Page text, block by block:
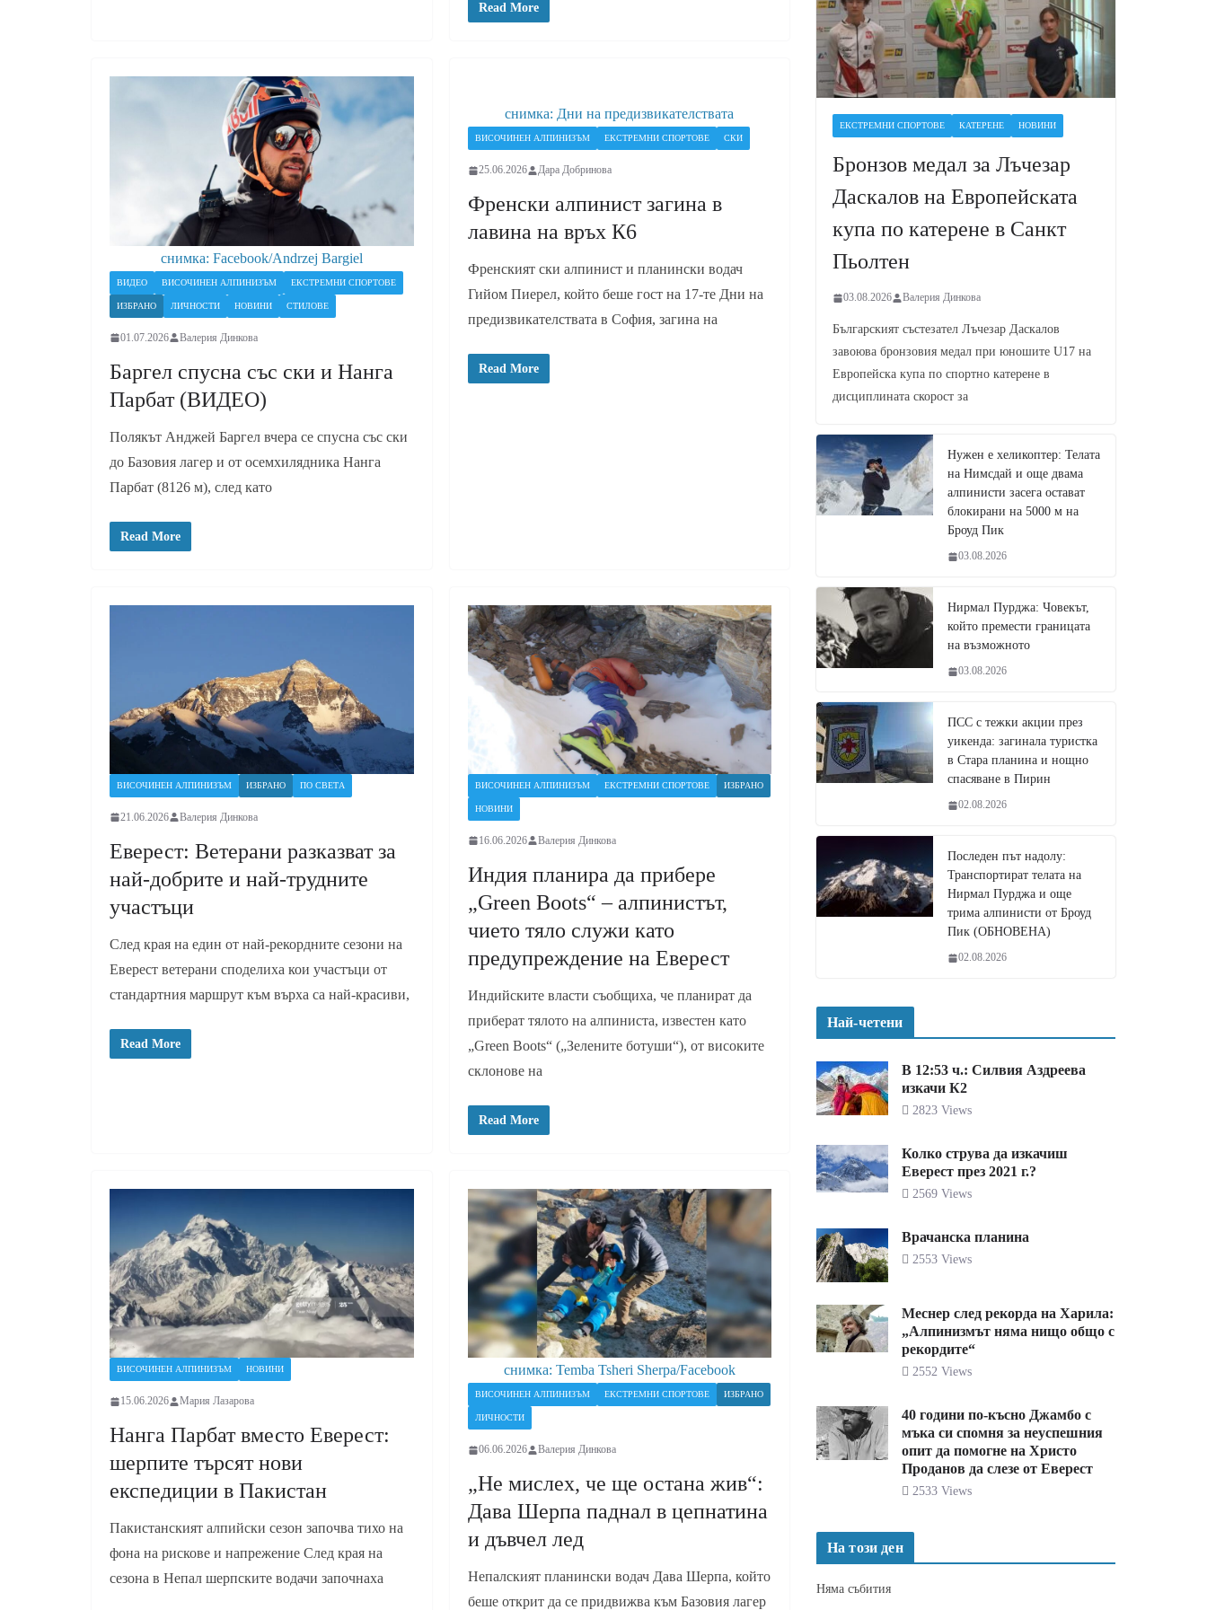
Read More
снимка: Facebook/Andrzej Bargiel
ВИДЕО ВИСОЧИНЕН АЛПИНИЗЪМ ЕКСТРЕМНИ СПОРТОВЕ
ИЗБРАНО ЛИЧНОСТИ НОВИНИ СТИЛОВЕ
01.07.2026 Валерия Динкова
Баргел спусна със ски и Нанга
Парбат (ВИДЕО)
Полякът Анджей Баргел вчера се спусна със ски
до Базовия лагер и от осемхилядника Нанга
Парбат (8126 м), след като
Read More
снимка: Дни на предизвикателствата
ВИСОЧИНЕН АЛПИНИЗЪМ ЕКСТРЕМНИ СПОРТОВЕ СКИ
25.06.2026 Дара Добринова
Френски алпинист загина в
лавина на връх К6
Френският ски алпинист и планински водач
Гийом Пиерел, който беше гост на 17-те Дни на
предизвикателствата в София, загина на
Read More
ВИСОЧИНЕН АЛПИНИЗЪМ ИЗБРАНО ПО СВЕТА
21.06.2026 Валерия Динкова
Еверест: Ветерани разказват за
най-добрите и най-трудните
участъци
След края на един от най-рекордните сезони на
Еверест ветерани споделиха кои участъци от
стандартния маршрут към върха са най-красиви,
Read More
ВИСОЧИНЕН АЛПИНИЗЪМ ЕКСТРЕМНИ СПОРТОВЕ ИЗБРАНО
НОВИНИ
16.06.2026 Валерия Динкова
Индия планира да прибере
„Green Boots“ – алпинистът,
чието тяло служи като
предупреждение на Еверест
Индийските власти съобщиха, че планират да
приберат тялото на алпиниста, известен като
„Green Boots“ („Зелените ботуши“), от високите
склонове на
Read More
ВИСОЧИНЕН АЛПИНИЗЪМ НОВИНИ
15.06.2026 Мария Лазарова
Нанга Парбат вместо Еверест:
шерпите търсят нови
експедиции в Пакистан
Пакистанският алпийски сезон започва тихо на
фона на рискове и напрежение След края на
сезона в Непал шерпските водачи започнаха
снимка: Temba Tsheri Sherpa/Facebook
ВИСОЧИНЕН АЛПИНИЗЪМ ЕКСТРЕМНИ СПОРТОВЕ ИЗБРАНО
ЛИЧНОСТИ
06.06.2026 Валерия Динкова
„Не мислех, че ще остана жив“:
Дава Шерпа паднал в цепнатина
и дъвчел лед
Непалският планински водач Дава Шерпа, който
беше открит да се придвижва към Базовия лагер
ЕКСТРЕМНИ СПОРТОВЕ КАТЕРЕНЕ НОВИНИ
Бронзов медал за Лъчезар
Даскалов на Европейската
купа по катерене в Санкт
Пьолтен
03.08.2026 Валерия Динкова
Българският състезател Лъчезар Даскалов
завоюва бронзовия медал при юношите U17 на
Европейска купа по спортно катерене в
дисциплината скорост за
Нужен е хеликоптер: Телата
на Нимсдай и още двама
алпинисти засега остават
блокирани на 5000 м на
Броуд Пик
03.08.2026
Нирмал Пурджа: Човекът,
който премести границата
на възможното
03.08.2026
ПСС с тежки акции през
уикенда: загинала туристка
в Стара планина и нощно
спасяване в Пирин
02.08.2026
Последен път надолу:
Транспортират телата на
Нирмал Пурджа и още
трима алпинисти от Броуд
Пик (ОБНОВЕНА)
02.08.2026
Най-четени
В 12:53 ч.: Силвия Аздреева
изкачи К2
2823 Views
Колко струва да изкачиш
Еверест през 2021 г.?
2569 Views
Врачанска планина
2553 Views
Меснер след рекорда на Харила:
„Алпинизмът няма нищо общо с
рекордите“
2552 Views
40 години по-късно Джамбо с
мъка си спомня за неуспешния
опит да помогне на Христо
Проданов да слезе от Еверест
2533 Views
На този ден
Няма събития